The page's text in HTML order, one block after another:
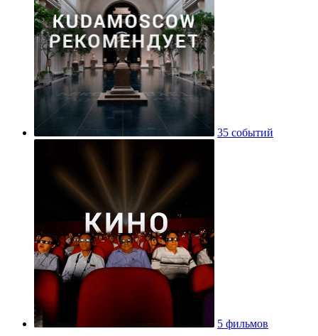
35 событий
5 фильмов